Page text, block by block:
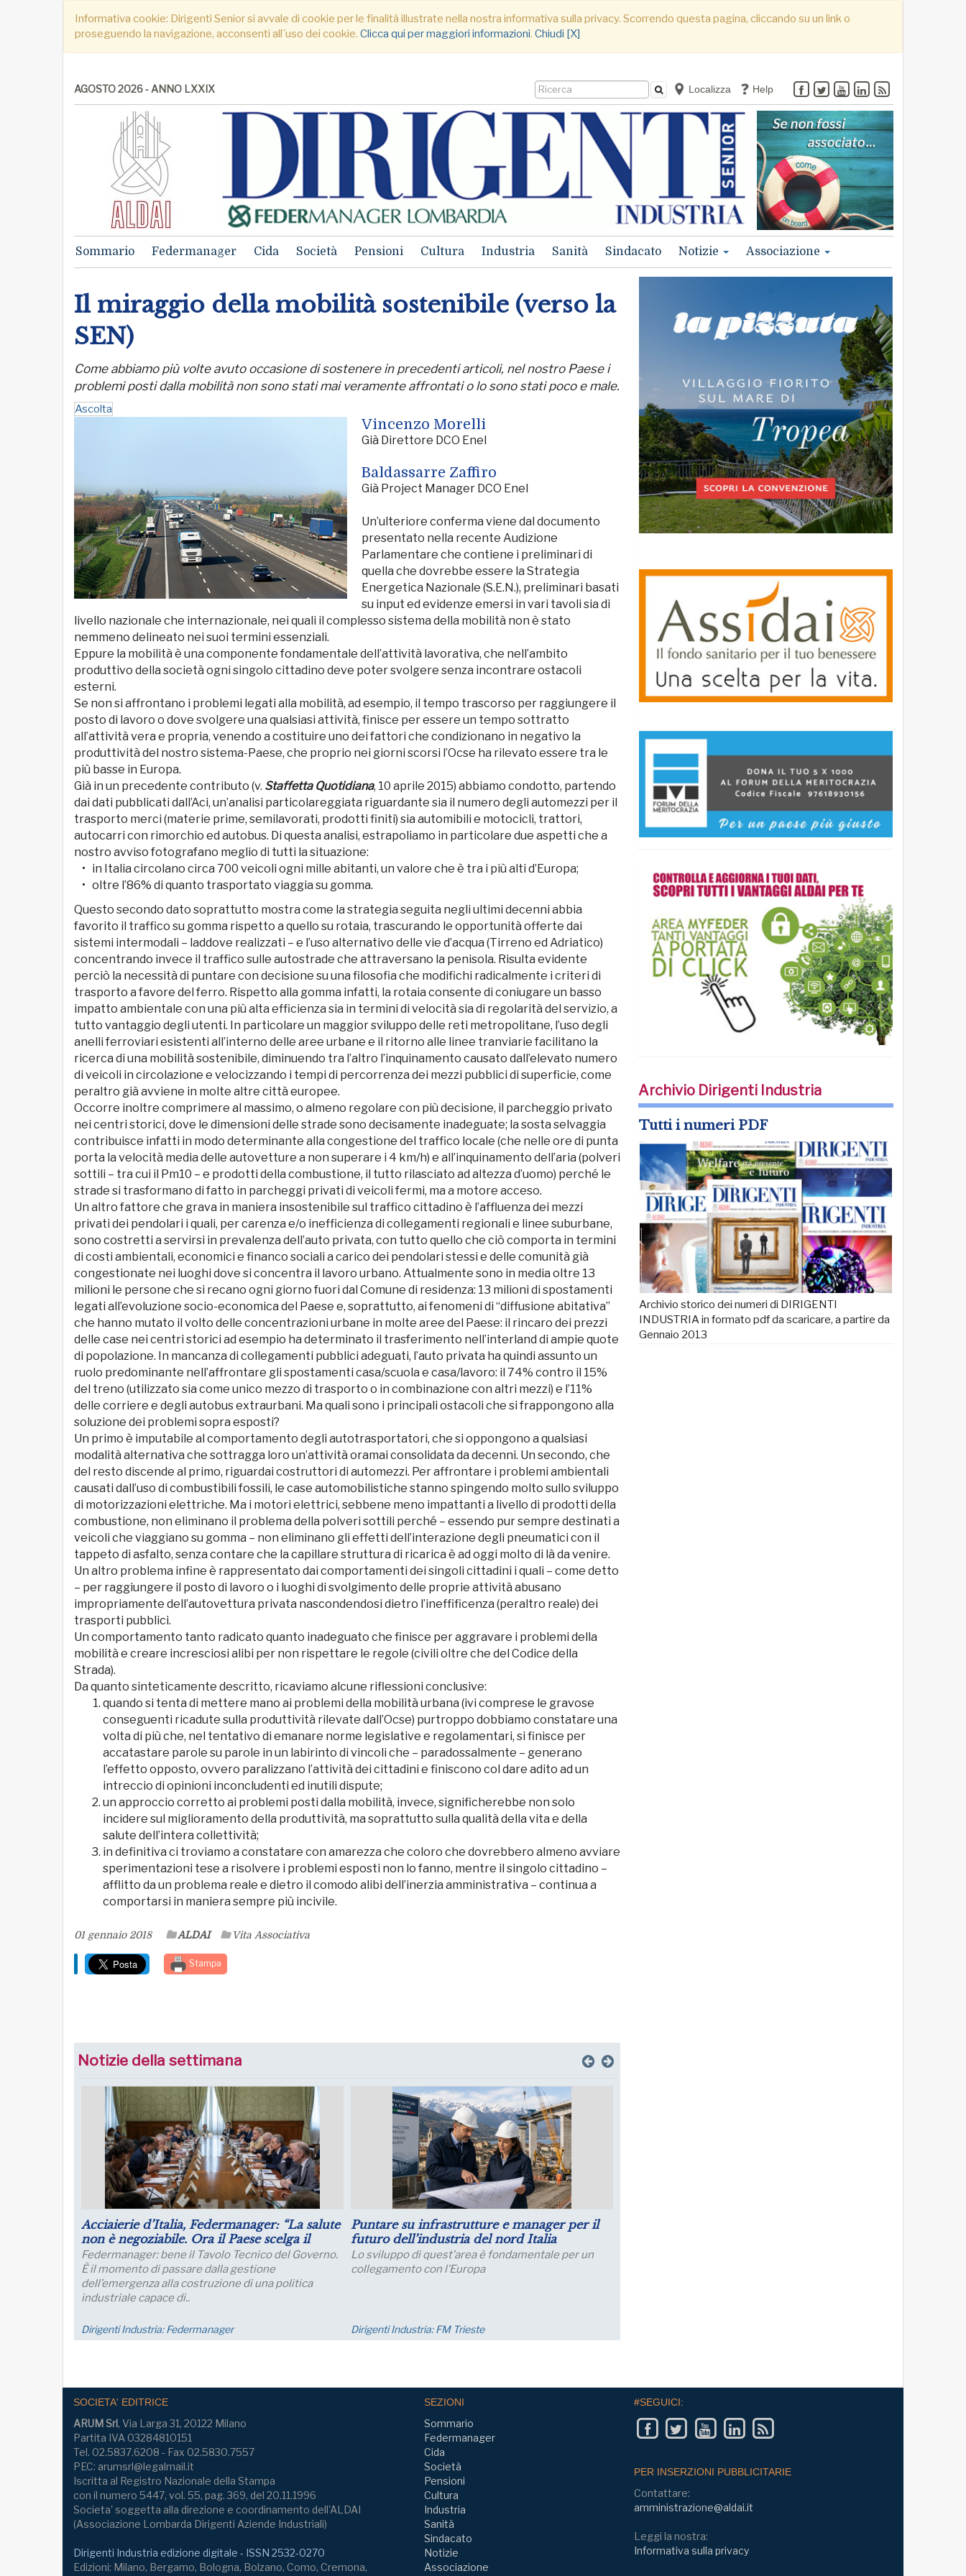
Informativa cookie: Dirigenti Senior si avvale di cookie per le finalità illustrate nella nostra informativa sulla privacy. Scorrendo questa pagina, cliccando su un link o
proseguendo la navigazione, acconsenti all´uso dei cookie. Clicca qui per maggiori informazioni. Chiudi [X]
AGOSTO 2026 - ANNO LXXIX Localizza Help
Sommario Federmanager Cida Società Pensioni Cultura Industria Sanità Sindacato Notizie Associazione
Il miraggio della mobilità sostenibile (verso la
SEN)
Come abbiamo più volte avuto occasione di sostenere in precedenti articoli, nel nostro Paese i
problemi posti dalla mobilità non sono stati mai veramente affrontati o lo sono stati poco e male.
Ascolta
Vincenzo Morelli
Già Direttore DCO Enel
Baldassarre Zaffiro
Già Project Manager DCO Enel
Un’ulteriore conferma viene dal documento
presentato nella recente Audizione
Parlamentare che contiene i preliminari di
quella che dovrebbe essere la Strategia
Energetica Nazionale (S.E.N.), preliminari basati
su input ed evidenze emersi in vari tavoli sia di
livello nazionale che internazionale, nei quali il complesso sistema della mobilità non è stato
nemmeno delineato nei suoi termini essenziali.
Eppure la mobilità è una componente fondamentale dell’attività lavorativa, che nell’ambito
produttivo della società ogni singolo cittadino deve poter svolgere senza incontrare ostacoli
esterni.
Se non si affrontano i problemi legati alla mobilità, ad esempio, il tempo trascorso per raggiungere il
posto di lavoro o dove svolgere una qualsiasi attività, finisce per essere un tempo sottratto
all’attività vera e propria, venendo a costituire uno dei fattori che condizionano in negativo la
produttività del nostro sistema-Paese, che proprio nei giorni scorsi l’Ocse ha rilevato essere tra le
più basse in Europa.
Già in un precedente contributo (v. Staffetta Quotidiana, 10 aprile 2015) abbiamo condotto, partendo
dai dati pubblicati dall’Aci, un’analisi particolareggiata riguardante sia il numero degli automezzi per il
trasporto merci (materie prime, semilavorati, prodotti finiti) sia automibili e motocicli, trattori,
autocarri con rimorchio ed autobus. Di questa analisi, estrapoliamo in particolare due aspetti che a
nostro avviso fotografano meglio di tutti la situazione:
in Italia circolano circa 700 veicoli ogni mille abitanti, un valore che è tra i più alti d’Europa;
oltre l’86% di quanto trasportato viaggia su gomma.
Questo secondo dato soprattutto mostra come la strategia seguita negli ultimi decenni abbia
favorito il traffico su gomma rispetto a quello su rotaia, trascurando le opportunità offerte dai
sistemi intermodali – laddove realizzati – e l’uso alternativo delle vie d’acqua (Tirreno ed Adriatico)
concentrando invece il traffico sulle autostrade che attraversano la penisola. Risulta evidente
perciò la necessità di puntare con decisione su una filosofia che modifichi radicalmente i criteri di
trasporto a favore del ferro. Rispetto alla gomma infatti, la rotaia consente di coniugare un basso
impatto ambientale con una più alta efficienza sia in termini di velocità sia di regolarità del servizio, a
tutto vantaggio degli utenti. In particolare un maggior sviluppo delle reti metropolitane, l’uso degli
anelli ferroviari esistenti all’interno delle aree urbane e il ritorno alle linee tranviarie facilitano la
ricerca di una mobilità sostenibile, diminuendo tra l’altro l’inquinamento causato dall’elevato numero
di veicoli in circolazione e velocizzando i tempi di percorrenza dei mezzi pubblici di superficie, come
peraltro già avviene in molte altre città europee.
Occorre inoltre comprimere al massimo, o almeno regolare con più decisione, il parcheggio privato
nei centri storici, dove le dimensioni delle strade sono decisamente inadeguate; la sosta selvaggia
contribuisce infatti in modo determinante alla congestione del traffico locale (che nelle ore di punta
porta la velocità media delle autovetture a non superare i 4 km/h) e all’inquinamento dell’aria (polveri
sottili – tra cui il Pm10 – e prodotti della combustione, il tutto rilasciato ad altezza d’uomo) perché le
strade si trasformano di fatto in parcheggi privati di veicoli fermi, ma a motore acceso.
Un altro fattore che grava in maniera insostenibile sul traffico cittadino è l’affluenza dei mezzi
privati dei pendolari i quali, per carenza e/o inefficienza di collegamenti regionali e linee suburbane,
sono costretti a servirsi in prevalenza dell’auto privata, con tutto quello che ciò comporta in termini
di costi ambientali, economici e financo sociali a carico dei pendolari stessi e delle comunità già
congestionate nei luoghi dove si concentra il lavoro urbano. Attualmente sono in media oltre 13
milioni le persone che si recano ogni giorno fuori dal Comune di residenza: 13 milioni di spostamenti
legati all’evoluzione socio-economica del Paese e, soprattutto, ai fenomeni di “diffusione abitativa”
che hanno mutato il volto delle concentrazioni urbane in molte aree del Paese: il rincaro dei prezzi
delle case nei centri storici ad esempio ha determinato il trasferimento nell’interland di ampie quote
di popolazione. In mancanza di collegamenti pubblici adeguati, l’auto privata ha quindi assunto un
ruolo predominante nell’affrontare gli spostamenti casa/scuola e casa/lavoro: il 74% contro il 15%
del treno (utilizzato sia come unico mezzo di trasporto o in combinazione con altri mezzi) e l’11%
delle corriere e degli autobus extraurbani. Ma quali sono i principali ostacoli che si frappongono alla
soluzione dei problemi sopra esposti?
Un primo è imputabile al comportamento degli autotrasportatori, che si oppongono a qualsiasi
modalità alternativa che sottragga loro un’attività oramai consolidata da decenni. Un secondo, che
del resto discende al primo, riguardai costruttori di automezzi. Per affrontare i problemi ambientali
causati dall’uso di combustibili fossili, le case automobilistiche stanno spingendo molto sullo sviluppo
di motorizzazioni elettriche. Ma i motori elettrici, sebbene meno impattanti a livello di prodotti della
combustione, non eliminano il problema della polveri sottili perché – essendo pur sempre destinati a
veicoli che viaggiano su gomma – non eliminano gli effetti dell’interazione degli pneumatici con il
tappeto di asfalto, senza contare che la capillare struttura di ricarica è ad oggi molto di là da venire.
Un altro problema infine è rappresentato dai comportamenti dei singoli cittadini i quali – come detto
– per raggiungere il posto di lavoro o i luoghi di svolgimento delle proprie attività abusano
impropriamente dell’autovettura privata nascondendosi dietro l’ineffificenza (peraltro reale) dei
trasporti pubblici.
Un comportamento tanto radicato quanto inadeguato che finisce per aggravare i problemi della
mobilità e creare incresciosi alibi per non rispettare le regole (civili oltre che del Codice della
Strada).
Da quanto sinteticamente descritto, ricaviamo alcune riflessioni conclusive:
quando si tenta di mettere mano ai problemi della mobilità urbana (ivi comprese le gravose
conseguenti ricadute sulla produttività rilevate dall’Ocse) purtroppo dobbiamo constatare una
volta di più che, nel tentativo di emanare norme legislative e regolamentari, si finisce per
accatastare parole su parole in un labirinto di vincoli che – paradossalmente – generano
l’effetto opposto, ovvero paralizzano l’attività dei cittadini e finiscono col dare adito ad un
intreccio di opinioni inconcludenti ed inutili dispute;
un approccio corretto ai problemi posti dalla mobilità, invece, significherebbe non solo
incidere sul miglioramento della produttività, ma soprattutto sulla qualità della vita e della
salute dell’intera collettività;
in definitiva ci troviamo a constatare con amarezza che coloro che dovrebbero almeno avviare
sperimentazioni tese a risolvere i problemi esposti non lo fanno, mentre il singolo cittadino –
afflitto da un problema reale e dietro il comodo alibi dell’inerzia amministrativa – continua a
comportarsi in maniera sempre più incivile.
01 gennaio 2018 ALDAI Vita Associativa
Stampa
Notizie della settimana
per il
per un
Luglio: migliorano le aspettative sulla
produzione
Le aspettative delle grandi imprese industriali
migliorano a luglio, con un aumento della quota di
imprese che prevede una crescita della produzione;
nei..
Economia
Crescita della Produttività e Prospettive
Salariali
Incontro Zoom con il Prof. Giampaolo Galli -
Osservatorio CPI Università Cattolica - mercoledì
Eventi
Archivio Dirigenti Industria
Tutti i numeri PDF
Archivio storico dei numeri di DIRIGENTI
INDUSTRIA in formato pdf da scaricare, a partire da
Gennaio 2013
SOCIETA' EDITRICE
ARUM Srl, Via Larga 31, 20122 Milano
Partita IVA 03284810151
Tel. 02.5837.6208 - Fax 02.5830.7557
PEC: arumsrl@legalmail.it
Iscritta al Registro Nazionale della Stampa
con il numero 5447, vol. 55, pag. 369, del 20.11.1996
Societa' soggetta alla direzione e coordinamento dell'ALDAI
(Associazione Lombarda Dirigenti Aziende Industriali)
Dirigenti Industria edizione digitale - ISSN 2532-0270
Edizioni: Milano, Bergamo, Bologna, Bolzano, Como, Cremona,
SEZIONI
Sommario
Federmanager
Cida
Società
Pensioni
Cultura
Industria
Sanità
Sindacato
Notizie
Associazione
#SEGUICI:
PER INSERZIONI PUBBLICITARIE
Contattare:
amministrazione@aldai.it
Leggi la nostra:
Informativa sulla privacy